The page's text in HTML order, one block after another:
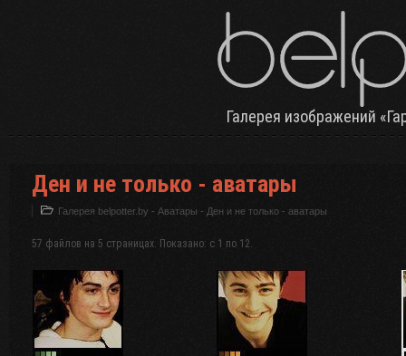
Галерея изображений
Ден и не только - аватары
Галерея belpotter.by - Аватары - Ден и не только - аватары
57 файлов на 5 страницах. Показано: с 1 по 12.